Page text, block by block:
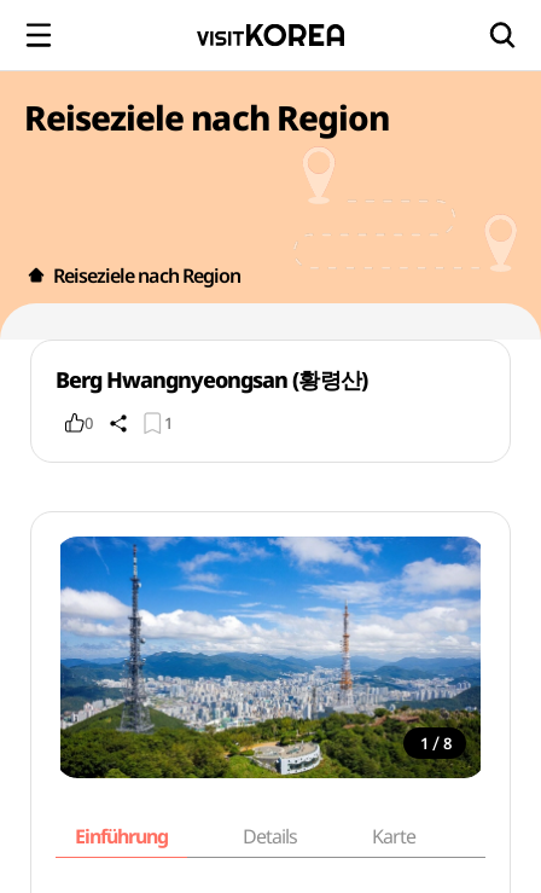
Reiseziele nach Region
Reiseziele nach Region
Berg Hwangnyeongsan (황령산)
0 1
1 / 8
Einführung Details Karte